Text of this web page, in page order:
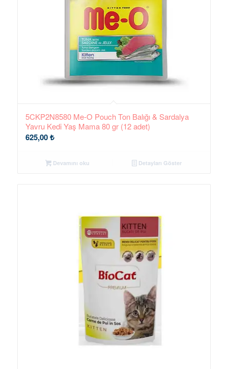
5CKP2N8580 Me-O Pouch Ton Balığı & Sardalya
Yavru Kedi Yaş Mama 80 gr (12 adet)
625,00₺
Devamını oku Detayları Göster